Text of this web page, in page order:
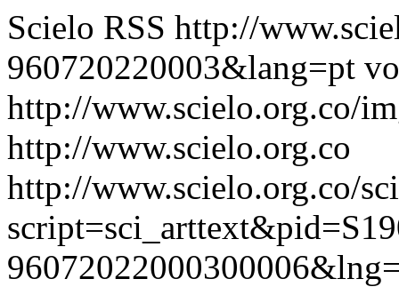
Scielo RSS http://
960720220003&lang=pt
http://www.scielo.org.co/
http://www.scielo.org.co
http://www.scielo.org.co/